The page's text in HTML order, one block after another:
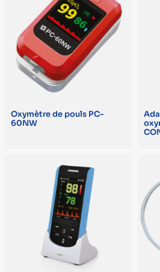
Adulte (1)
Néonatal (1)
Silicone (1)
À clip (1)
MARQUE
MEDIFLUX (3)
JOLETI (2)
ONE MEDICAL (2)
Oxymètre de pouls PC-
60NW